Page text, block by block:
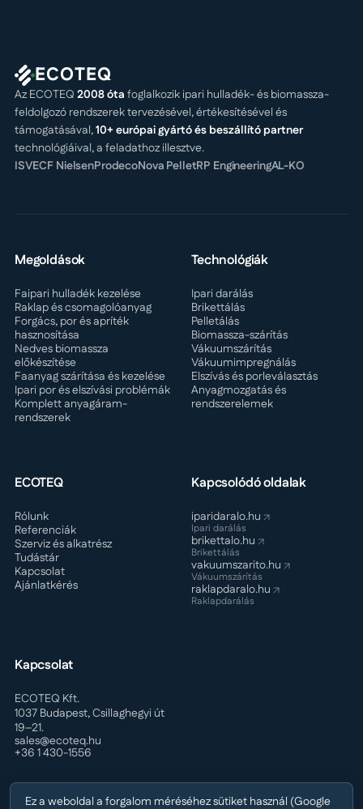
ECOTEQ
Az ECOTEQ 2008 óta foglalkozik ipari hulladék- és biomassza-
feldolgozó rendszerek tervezésével, értékesítésével és
támogatásával,10+ európai gyártó és beszállító partner
technológiáival, a feladathoz illesztve.
ISVECF NielsenProdecoNova PelletRP EngineeringAL-KO
Megoldások
Faipari hulladék kezelése
Raklap és csomagolóanyag
Forgács, por és apríték
hasznosítása
Nedves biomassza
előkészítése
Faanyag szárítása és kezelése
Ipari por és elszívási problémák
Komplett anyagáram-
rendszerek
Technológiák
Ipari darálás
Brikettálás
Pelletálás
Biomassza-szárítás
Vákuumszárítás
Vákuumimpregnálás
Elszívás és porleválasztás
Anyagmozgatás és
rendszerelemek
ECOTEQ
Rólunk
Referenciák
Szerviz és alkatrész
Tudástár
Kapcsolat
Ajánlatkérés
Kapcsolódó oldalak
iparidaralo.hu
Ipari darálás
brikettalo.hu
Brikettálás
vakuumszarito.hu
Vákuumszárítás
raklapdaralo.hu
Raklapdarálás
Kapcsolat
ECOTEQ Kft.
1037 Budapest, Csillaghegyi út
19–21.
sales@ecoteq.hu
+36 1 430-1556
ECOTEQ
Ez a weboldal a forgalom méréséhez sütiket használ (Google